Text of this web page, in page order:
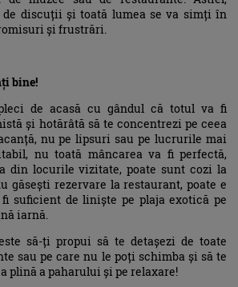
discuții și toată lumea se va simți în
și frustrări.
bine!
de acasă cu gândul că totul va fi
și hotărâtă să te concentrezi pe ceea
nu pe lipsuri sau pe lucrurile mai
nu toată mâncarea va fi perfectă,
din locurile vizitate, poate sunt cozi la
găsești rezervare la restaurant, poate e
suficient de liniște pe plaja exotică pe
iarnă.
să-ți propui să te detașezi de toate
sau pe care nu le poți schimba și să te
plină a paharului și pe relaxare!